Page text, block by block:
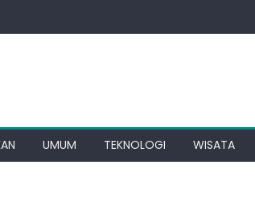
UMUM TEKNOLOGI WISATA